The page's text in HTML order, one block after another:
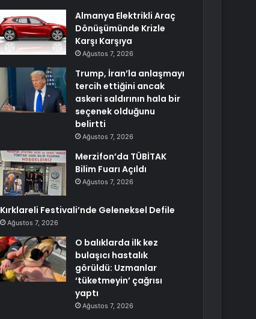
Almanya Elektrikli Araç
Dönüşümünde Krizle
Karşı Karşıya
Ağustos 7, 2026
Trump, İran’la anlaşmayı
tercih ettiğini ancak
askeri saldırının hala bir
seçenek olduğunu
belirtti
Ağustos 7, 2026
Merzifon’da TÜBİTAK
Bilim Fuarı Açıldı
Ağustos 7, 2026
Kırklareli Festivali’nde Geleneksel Defile
Ağustos 7, 2026
O balıklarda ilk kez
bulaşıcı hastalık
görüldü: Uzmanlar
‘tüketmeyin’ çağrısı
yaptı
Ağustos 7, 2026